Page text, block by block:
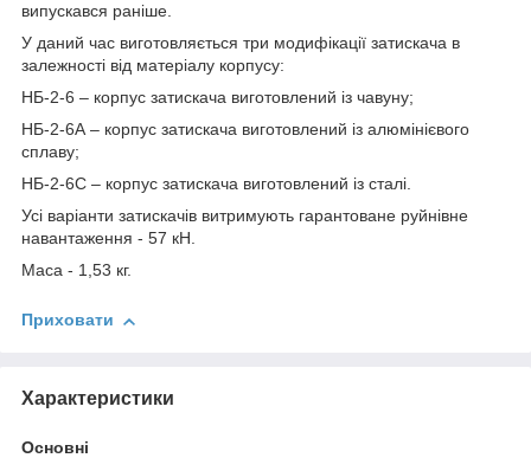
випускався раніше.
У даний час виготовляється три модифікації затискача в
залежності від матеріалу корпусу:
НБ-2-6 – корпус затискача виготовлений із чавуну;
НБ-2-6А – корпус затискача виготовлений із алюмінієвого
сплаву;
НБ-2-6С – корпус затискача виготовлений із сталі.
Усі варіанти затискачів витримують гарантоване руйнівне
навантаження - 57 кН.
Маса - 1,53 кг.
Приховати
Характеристики
Основні